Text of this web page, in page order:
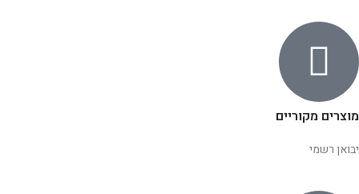
מוצרים מקוריים
יבואן רשמי